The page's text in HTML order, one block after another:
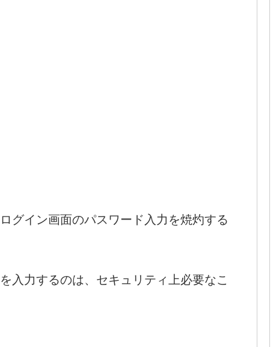
グイン画面のパスワード入力を焼灼する
入力するのは、セキュリティ上必要なこ